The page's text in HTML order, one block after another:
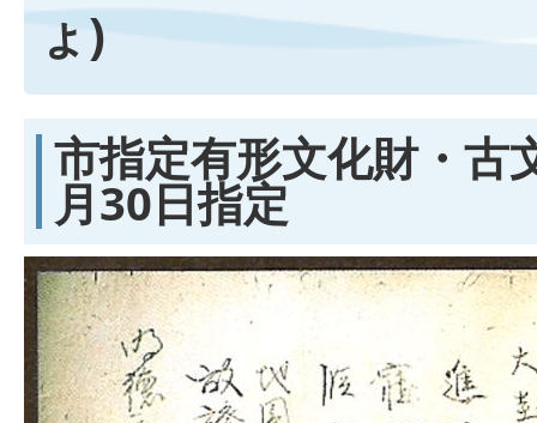
ょ)
市指定有形文化財・古
月30日指定